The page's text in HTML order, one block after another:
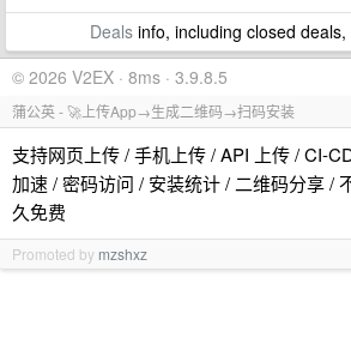
Dealsinfo, including closed deals,
© 2026 V2EX · 8ms · 3.9.8.5
蒲公英 - 🚀上传App→生成二维码→扫码安装
支持网页上传 / 手机上传 / API 上传 / CI-
加速 / 密码访问 / 安装统计 / 二维码分享 /
久免费
Promoted by mzshxz